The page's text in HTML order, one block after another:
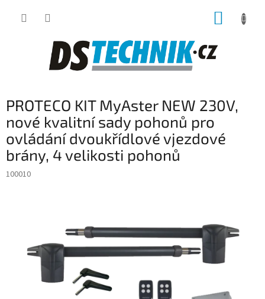
PROTECO KIT MyAster NEW 230V,
nové kvalitní sady pohonů pro
ovládání dvoukřídlové vjezdové
brány, 4 velikosti pohonů
100010